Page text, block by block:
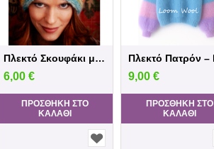
Πλεκτό Σκουφάκι με Πλέξη Ανάγλυφων Γραμμώ...
6,00 €
ΠΡΟΣΘΉΚΗ ΣΤΟ
ΚΑΛΆΘΙ
9,00 €
ΠΡΟΣΘΉΚΗ ΣΤΟ
ΚΑΛΆΘΙ